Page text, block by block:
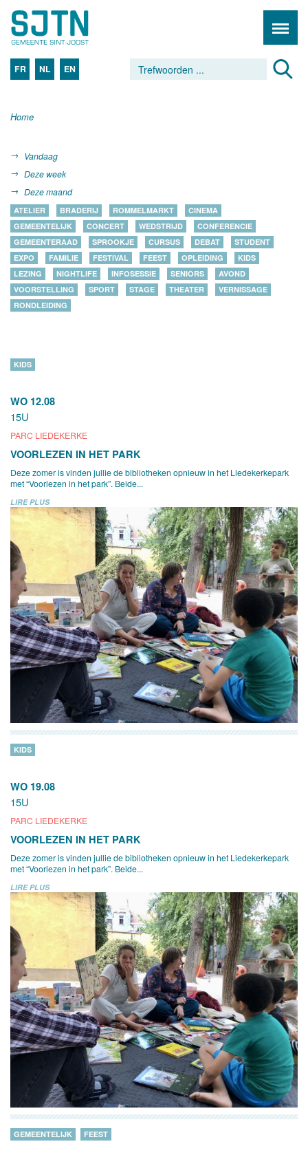
FR NL EN
Home
Vandaag
Deze week
Deze maand
ATELIER BRADERIJ ROMMELMARKT
CINEMA
GEMEENTELIJK
CONCERT WEDSTRIJD
CONFERENCIE
GEMEENTERAAD
SPROOKJE CURSUS DEBAT
STUDENT
EXPO
FAMILIE FESTIVAL FEEST OPLEIDING
KIDS
LEZING
NIGHTLIFE INFOSESSIE SENIORS
AVOND
VOORSTELLING
SPORT STAGE THEATER
VERNISSAGE
RONDLEIDING
WO 12.08
15U
PARC LIEDEKERKE
KIDS
VOORLEZEN IN HET PARK
Deze zomer is vinden jullie de bibliotheken opnieuw in het Liedekerkepark
met “Voorlezen in het park”. Beide...
LIRE PLUS
WO 19.08
15U
PARC LIEDEKERKE
KIDS
VOORLEZEN IN HET PARK
Deze zomer is vinden jullie de bibliotheken opnieuw in het Liedekerkepark
met “Voorlezen in het park”. Beide...
LIRE PLUS
GEMEENTELIJK FEEST